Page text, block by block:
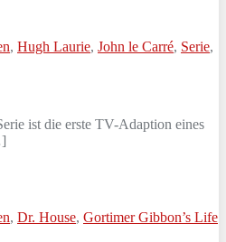
, Hugh Laurie, John le Carré, Serie,
ist die erste TV-Adaption eines
, Dr. House, Gortimer Gibbon’s Life